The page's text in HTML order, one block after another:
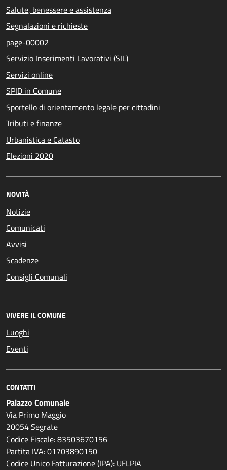
Salute, benessere e assistenza
Segnalazioni e richieste
page-00002
Servizio Inserimenti Lavorativi (SIL)
Servizi online
SPID in Comune
Sportello di orientamento legale per cittadini
Tributi e finanze
Urbanistica e Catasto
Elezioni 2020
NOVITÀ
Notizie
Comunicati
Avvisi
Scadenze
Consigli Comunali
VIVERE IL COMUNE
Luoghi
Eventi
CONTATTI
Palazzo Comunale
Via Primo Maggio
20054 Segrate
Codice Fiscale: 83503670156
Partita IVA: 01703890150
Codice Unico Fatturazione (IPA): UFLPIA